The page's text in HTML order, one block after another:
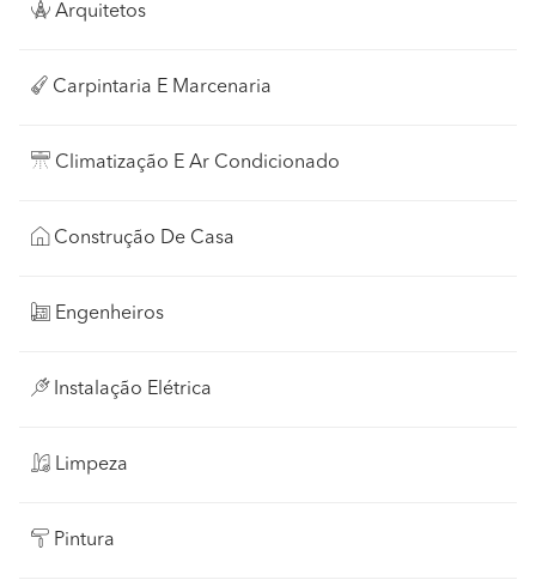
Arquitetos
Carpintaria E Marcenaria
Climatização E Ar Condicionado
Construção De Casa
Engenheiros
Instalação Elétrica
Limpeza
Pintura